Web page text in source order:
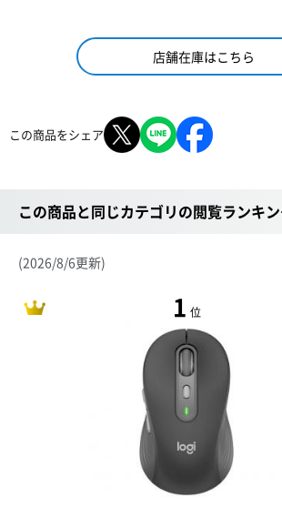
店舗在庫はこちら
この商品をシェア
この商品と同じカテゴリの閲覧ランキ
(2026/8/6更新)
1 位